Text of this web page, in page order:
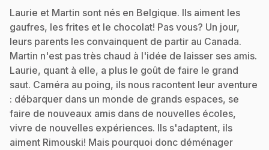
Laurie et Martin sont nés en Belgique. Ils aiment les
gaufres, les frites et le chocolat! Pas vous? Un jour,
leurs parents les convainquent de partir au Canada.
Martin n'est pas très chaud à l'idée de laisser ses amis.
Laurie, quant à elle, a plus le goût de faire le grand
saut. Caméra au poing, ils nous racontent leur aventure
: débarquer dans un monde de grands espaces, se
faire de nouveaux amis dans de nouvelles écoles,
vivre de nouvelles expériences. Ils s'adaptent, ils
aiment Rimouski! Mais pourquoi donc déménager